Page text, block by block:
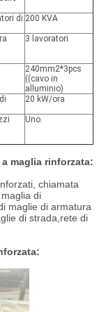
di 200 KVA
3 lavoratori
240mm2*3pcs
((cavo in
alluminio)
20 kW/ora
Uno.
maglia rinforzata:
chiamata
di
maglie di armatura
di strada,rete di